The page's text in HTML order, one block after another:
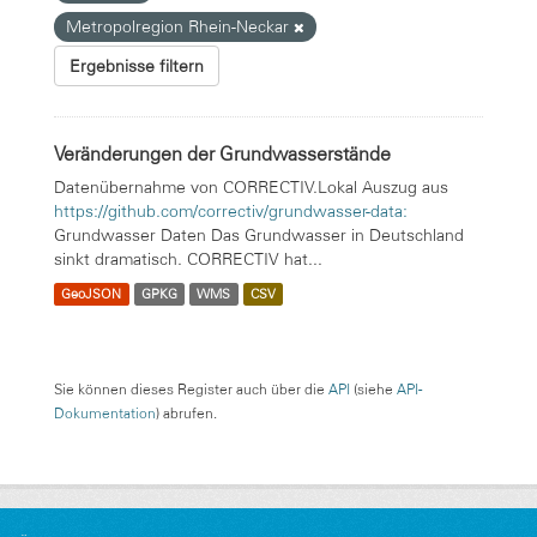
Metropolregion Rhein-Neckar
Ergebnisse filtern
Veränderungen der Grundwasserstände
Datenübernahme von CORRECTIV.Lokal Auszug aus
https://github.com/correctiv/grundwasser-data:
Grundwasser Daten Das Grundwasser in Deutschland
sinkt dramatisch. CORRECTIV hat...
GeoJSON GPKG WMS CSV
Sie können dieses Register auch über die API (siehe API-
Dokumentation) abrufen.